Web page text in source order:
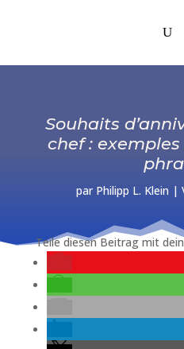
Souhaits
chef :
par Philipp L. Klein |
Teile diesen Beitrag mit